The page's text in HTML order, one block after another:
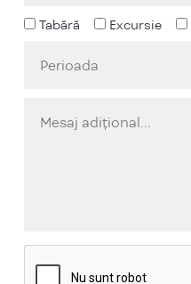
Tabără Excursie